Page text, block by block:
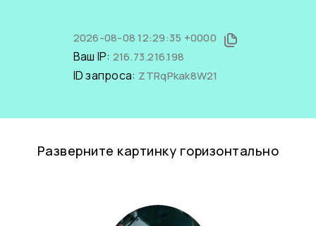
2026-08-08 12:29:35 +0000
Ваш IP: 216.73.216.198
ID запроса: ZTRqPkak8W21
Разверните картинку горизонтально